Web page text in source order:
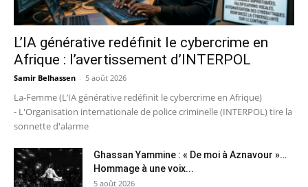
L’IA générative redéfinit le cybercrime en
Afrique : l’avertissement d’INTERPOL
Samir Belhassen - 5 août 2026
La-Femme (L’IA générative redéfinit le cybercrime en Afrique)
- L'Organisation internationale de police criminelle (INTERPOL) tire la
sonnette d'alarme
Ghassan Yammine : « De moi à Aznavour »…
Hommage à une voix...
5 août 2026